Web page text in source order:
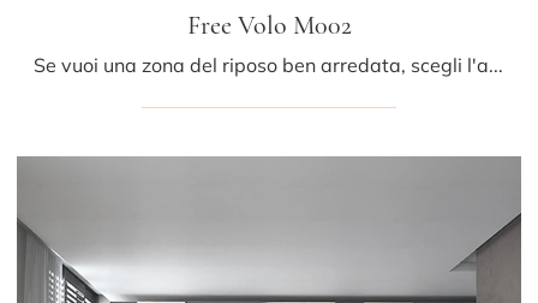
Free Volo M002
Se vuoi una zona del riposo ben arredata, scegli l'armadio Free Volo M002 con ante scorrevoli di Colombini Casa!